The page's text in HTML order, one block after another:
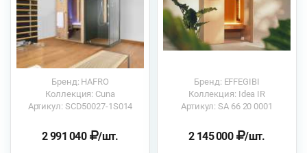
Бренд: HAFRO
Коллекция: Cuna
Артикул: SCD50027-1S014
2 991 040 /шт.
Бренд: EFFEGIBI
Коллекция: Idea IR
Артикул: SA 66 20 0001
2 145 000 /шт.